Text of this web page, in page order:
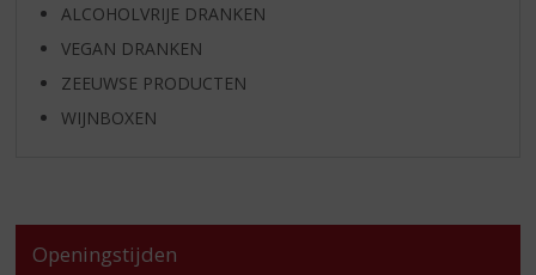
ALCOHOLVRIJE DRANKEN
VEGAN DRANKEN
ZEEUWSE PRODUCTEN
WIJNBOXEN
Openingstijden